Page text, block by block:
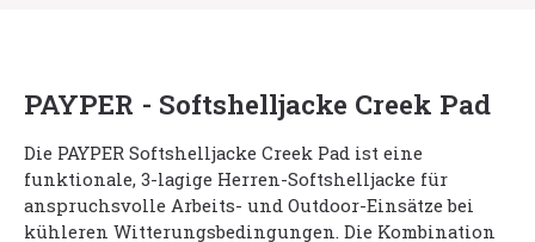
PAYPER - Softshelljacke Creek Pad
Die PAYPER Softshelljacke Creek Pad ist eine
funktionale, 3-lagige Herren-Softshelljacke für
anspruchsvolle Arbeits- und Outdoor-Einsätze bei
kühleren Witterungsbedingungen. Die Kombination